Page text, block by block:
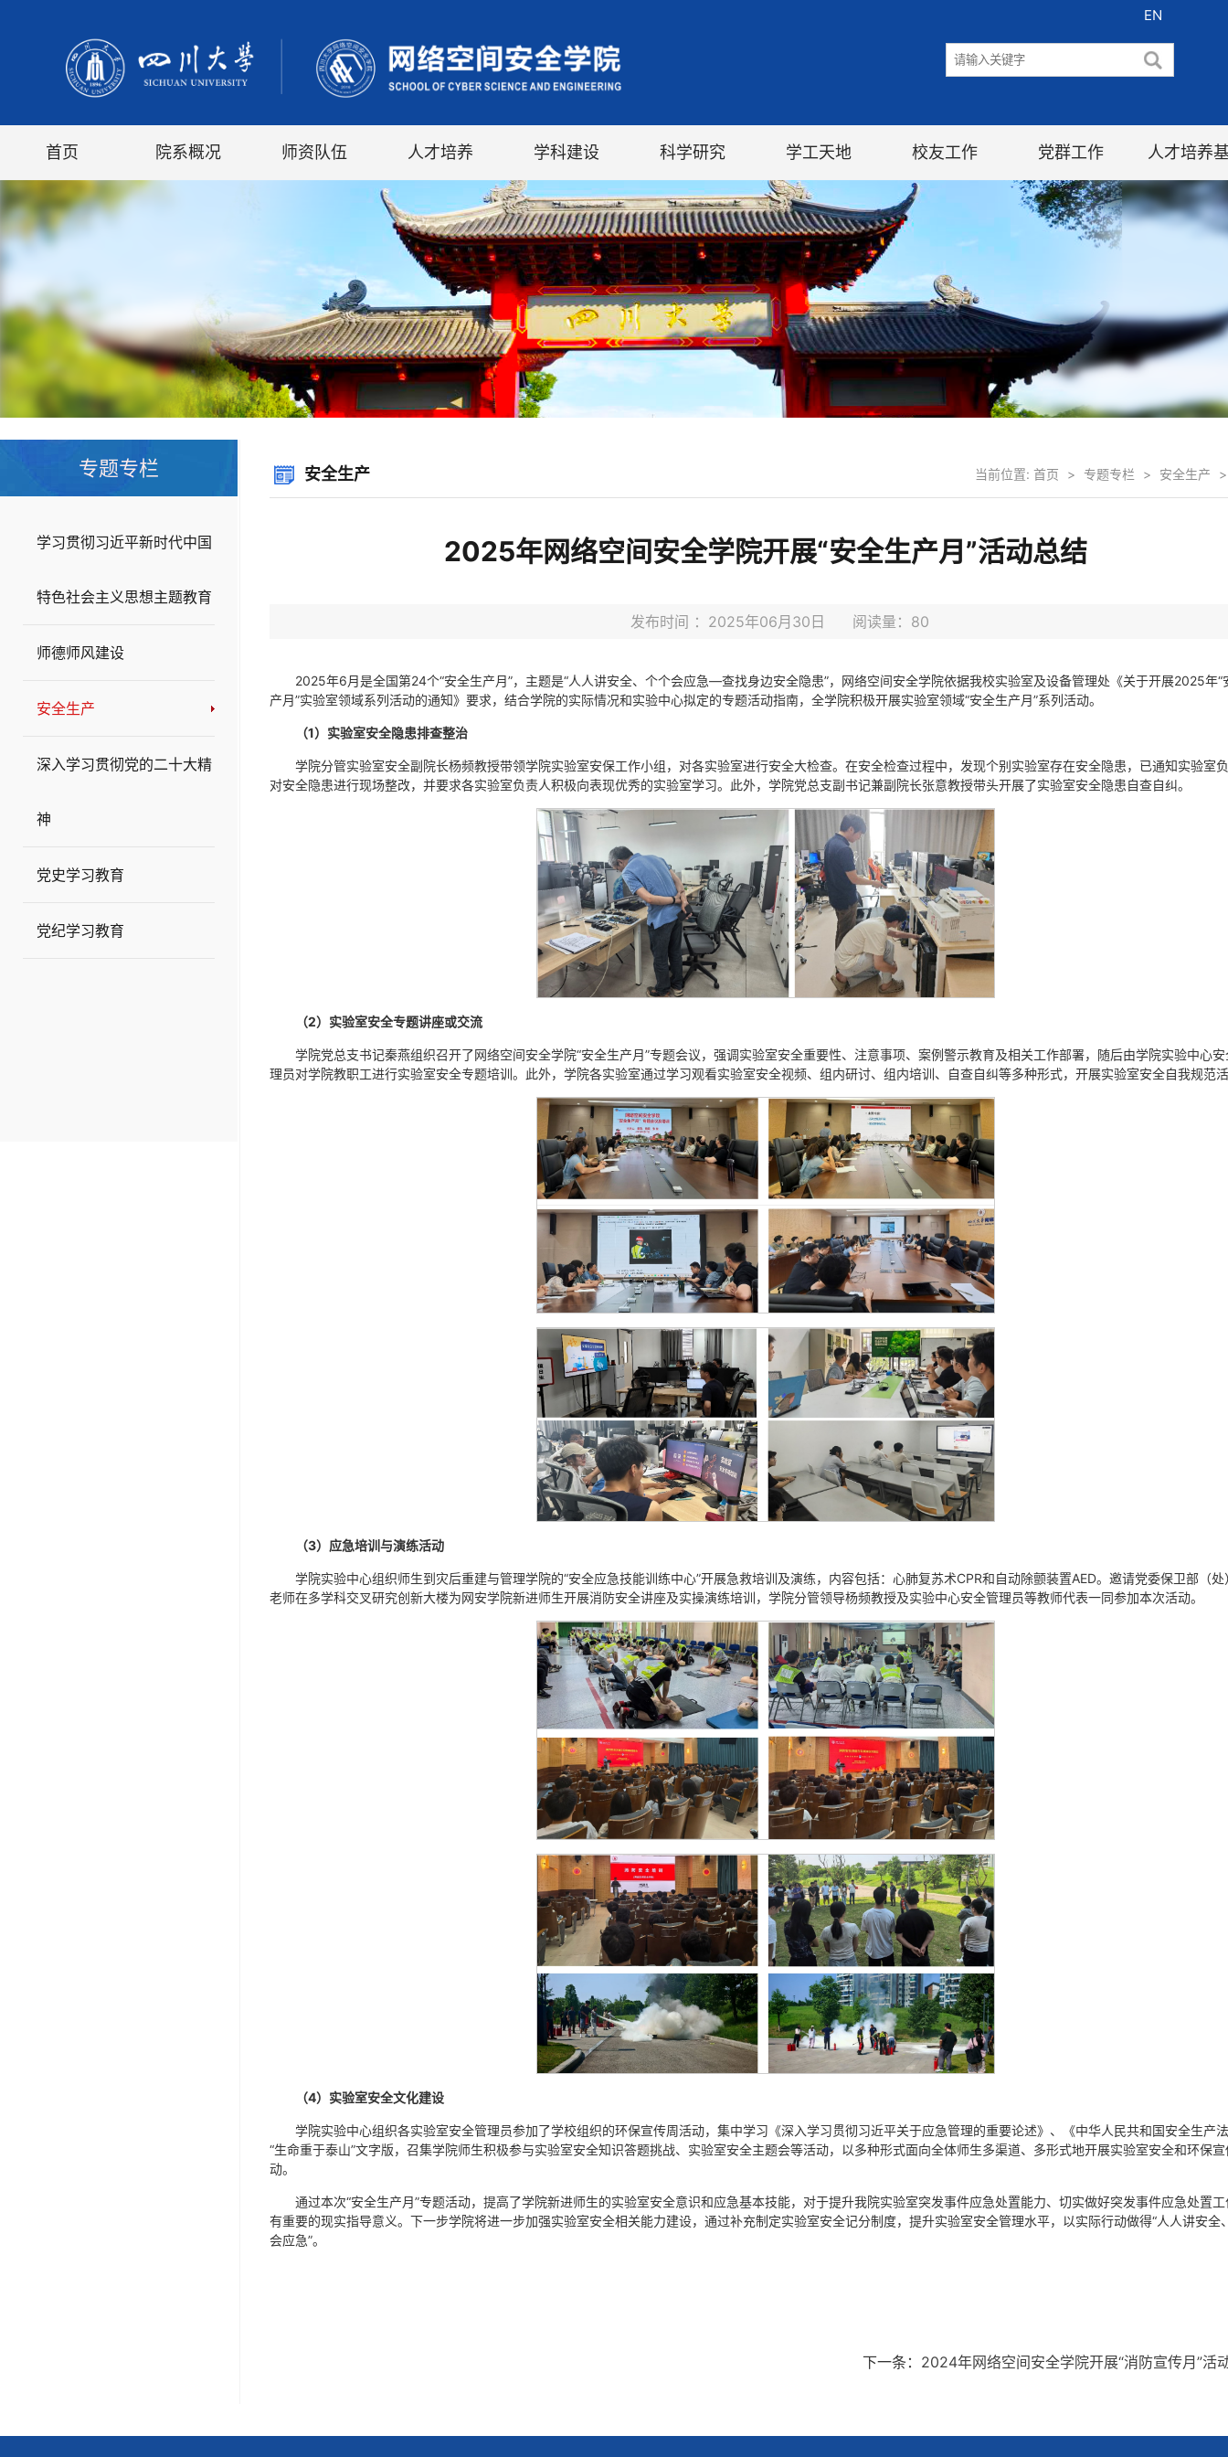
EN
首页 院系概况 师资队伍 人才培养 学科建设 科学研究 学工天地 校友工作 党群工作 人才培养
专题专栏
学习贯彻习近平新时代中国
特色社会主义思想主题教育
师德师风建设
安全生产
深入学习贯彻党的二十大精
神
党史学习教育
党纪学习教育
安全生产 当前位置: 首页 > 专题专栏 > 安全生产 >
2025年网络空间安全学院开展“安全生产月”活动总结
发布时间 ：2025年06月30日 阅读量： 80
2025年6月是全国第24个“安全生产月”，主题是“人人讲安全、个个会应急—查找身边安全隐患”，网络空间安全学院依据我校实验室及设备管理处《关于开展2025年“
产月”实验室领域系列活动的通知》要求，结合学院的实际情况和实验中心拟定的专题活动指南，全学院积极开展实验室领域“安全生产月”系列活动。
（1）实验室安全隐患排查整治
学院分管实验室安全副院长杨频教授带领学院实验室安保工作小组，对各实验室进行安全大检查。在安全检查过程中，发现个别实验室存在安全隐患，已通知实验室
对安全隐患进行现场整改，并要求各实验室负责人积极向表现优秀的实验室学习。此外，学院党总支副书记兼副院长张意教授带头开展了实验室安全隐患自查自纠。
（2）实验室安全专题讲座或交流
学院党总支书记秦燕组织召开了网络空间安全学院“安全生产月”专题会议，强调实验室安全重要性、注意事项、案例警示教育及相关工作部署，随后由学院实验中心
理员对学院教职工进行实验室安全专题培训。此外，学院各实验室通过学习观看实验室安全视频、组内研讨、组内培训、自查自纠等多种形式，开展实验室安全自我规范
（3）应急培训与演练活动
学院实验中心组织师生到灾后重建与管理学院的“安全应急技能训练中心”开展急救培训及演练，内容包括：心肺复苏术CPR和自动除颤装置AED。邀请党委保卫部（处
老师在多学科交叉研究创新大楼为网安学院新进师生开展消防安全讲座及实操演练培训，学院分管领导杨频教授及实验中心安全管理员等教师代表一同参加本次活动。
（4）实验室安全文化建设
学院实验中心组织各实验室安全管理员参加了学校组织的环保宣传周活动，集中学习《深入学习贯彻习近平关于应急管理的重要论述》、《中华人民共和国安全生产
“生命重于泰山”文字版，召集学院师生积极参与实验室安全知识答题挑战、实验室安全主题会等活动，以多种形式面向全体师生多渠道、多形式地开展实验室安全和环保
动。
通过本次“安全生产月”专题活动，提高了学院新进师生的实验室安全意识和应急基本技能，对于提升我院实验室突发事件应急处置能力、切实做好突发事件应急处置
有重要的现实指导意义。下一步学院将进一步加强实验室安全相关能力建设，通过补充制定实验室安全记分制度，提升实验室安全管理水平，以实际行动做得“人人讲安全
会应急”。
下一条： 2024年网络空间安全学院开展“消防宣传月”活